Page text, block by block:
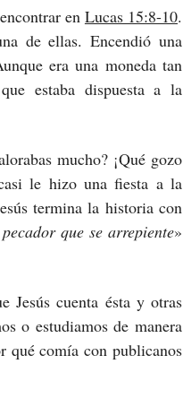
en Lucas 15:8-10.
de ellas. Encendió una
era una moneda tan
estaba dispuesta a la
mucho? ¡Qué gozo
le hizo una fiesta a la
termina la historia con
que se arrepiente»
Jesús cuenta ésta y otras
o estudiamos de manera
qué comía con publicanos